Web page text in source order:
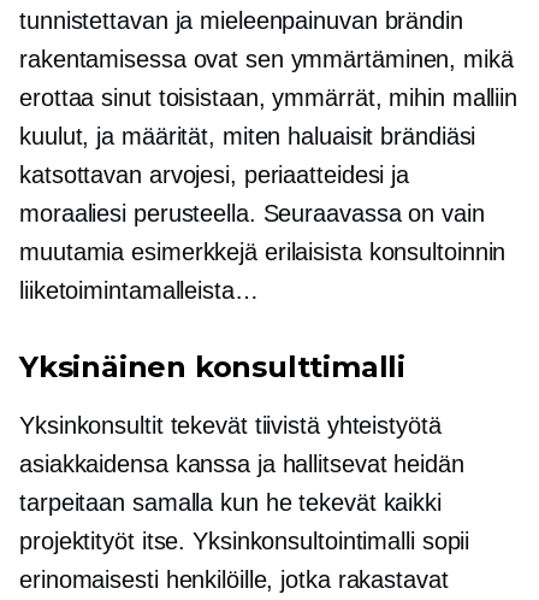
tunnistettavan ja mieleenpainuvan brändin
rakentamisessa ovat sen ymmärtäminen, mikä
erottaa sinut toisistaan, ymmärrät, mihin malliin
kuulut, ja määrität, miten haluaisit brändiäsi
katsottavan arvojesi, periaatteidesi ja
moraaliesi perusteella. Seuraavassa on vain
muutamia esimerkkejä erilaisista konsultoinnin
liiketoimintamalleista…
Yksinäinen konsulttimalli
Yksinkonsultit tekevät tiivistä yhteistyötä
asiakkaidensa kanssa ja hallitsevat heidän
tarpeitaan samalla kun he tekevät kaikki
projektityöt itse. Yksinkonsultointimalli sopii
erinomaisesti henkilöille, jotka rakastavat